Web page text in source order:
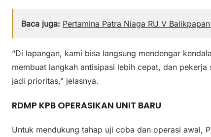
Baca juga: Pertamina Patra Niaga RU V
“Di lapangan, kami bisa langsung mendengar
membuat langkah antisipasi lebih cepat, dan
jadi prioritas,” jelasnya.
RDMP KPB OPERASIKAN UNIT BARU
Untuk mendukung tahap uji coba dan operasi awal,